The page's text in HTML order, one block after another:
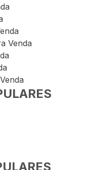
Venda